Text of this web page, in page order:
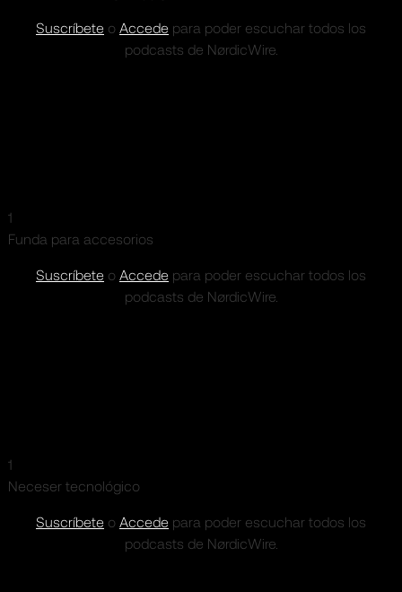
Suscríbete o Accede para poder escuchar todos los
podcasts de NørdicWire.
1
Funda para accesorios
Suscríbete o Accede para poder escuchar todos los
podcasts de NørdicWire.
1
Neceser tecnológico
Suscríbete o Accede para poder escuchar todos los
podcasts de NørdicWire.